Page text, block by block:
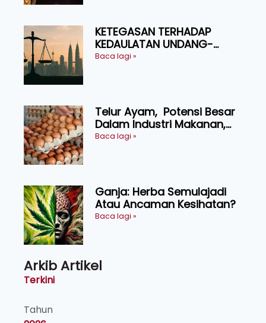
KETEGASAN TERHADAP
KEDAULATAN UNDANG-
UNDANG ASAS KEPADA
Baca lagi »
Telur Ayam, Potensi Besar
Dalam Industri Makanan,
Kosmetik dan Penyelidikan
Baca lagi »
Ganja: Herba Semulajadi
Atau Ancaman Kesihatan?
Baca lagi »
Arkib Artikel
Terkini
Tahun